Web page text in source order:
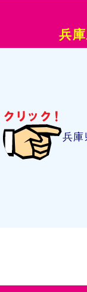
兵
兵